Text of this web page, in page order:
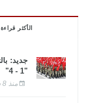
الأكثر قراءة
جديد:
"1 - 4"
منذ 8 سنوات